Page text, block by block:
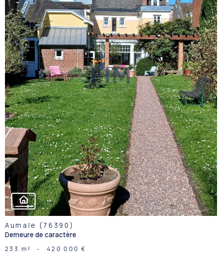
VOIR LE
BIEN
Aumale (76390)
Demeure de caractère
233 m² - 420 000 €